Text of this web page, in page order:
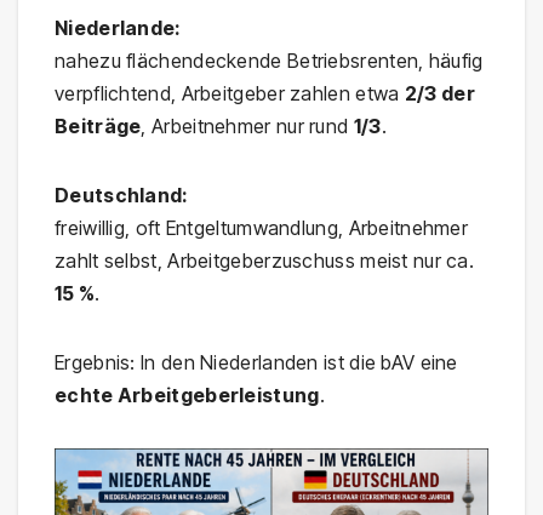
Niederlande:
nahezu flächendeckende Betriebsrenten, häufig
verpflichtend, Arbeitgeber zahlen etwa 2/3 der
Beiträge , Arbeitnehmer nur rund 1/3.
Deutschland:
freiwillig, oft Entgeltumwandlung, Arbeitnehmer
zahlt selbst, Arbeitgeberzuschuss meist nur ca.
15 %.
Ergebnis: In den Niederlanden ist die bAV eine
echte Arbeitgeberleistung.